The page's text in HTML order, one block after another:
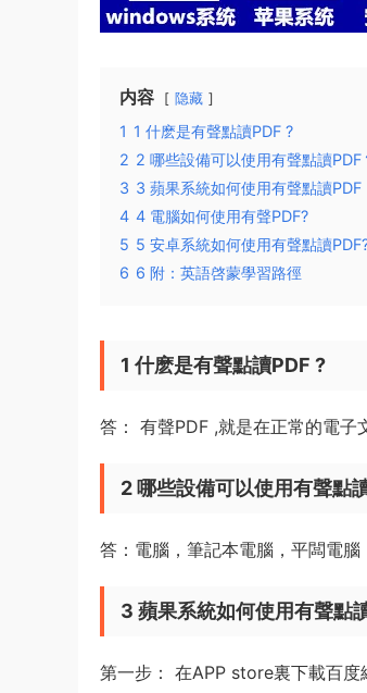
内容 隐藏
1 1 什麽是有聲點讀PDF ?
2 2 哪些設備可以使用有聲點讀PDF
3 3 蘋果系統如何使用有聲點讀PDF
4 4 電腦如何使用有聲PDF?
5 5 安卓系統如何使用有聲點讀
6 6 附：英語啓蒙學習路徑
1 什麽是有聲點讀PDF ?
答： 有聲PDF ,就是在正常的電子
2 哪些設備可以使用有聲點
答：電腦，筆記本電腦，平闆電
3 蘋果系統如何使用有聲點
第一步： 在APP store裏下載百